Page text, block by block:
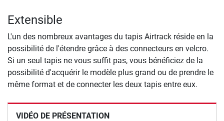
VIDÉO DE PRÉSENTATION
Extensible
L'un des nombreux avantages du tapis Airtrack réside en la
possibilité de l'étendre grâce à des connecteurs en velcro.
Si un seul tapis ne vous suffit pas, vous bénéficiez de la
possibilité d'acquérir le modèle plus grand ou de prendre le
même format et de connecter les deux tapis entre eux.